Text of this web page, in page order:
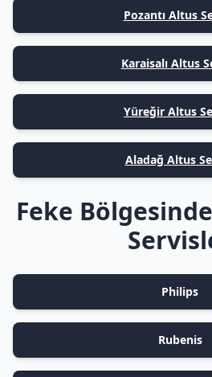
Pozantı Altus
Karaisalı Altus
Yüreğir Altus
Aladağ Altus
Feke
Philips
Rubenis